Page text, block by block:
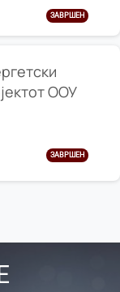
ЗАВРШЕН
ООУ
ЗАВРШЕН